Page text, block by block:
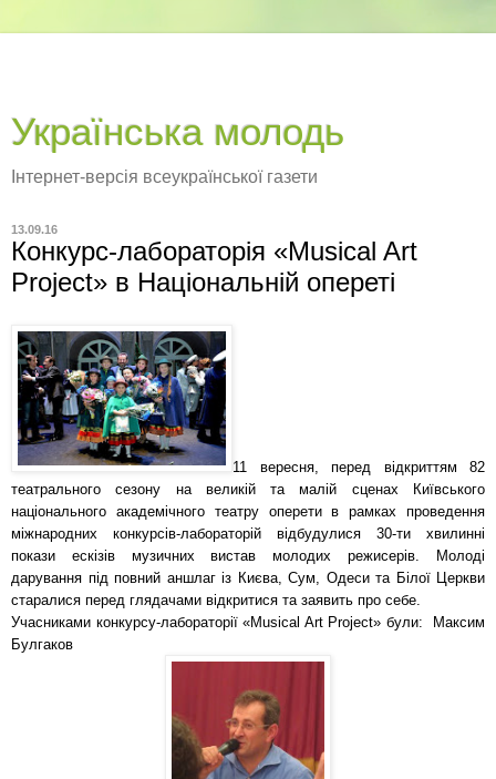
Українська молодь
Інтернет-версія всеукраїнської газети
13.09.16
Конкурс-лабораторія «Musical Art
Project» в Національній опереті
11 вересня, перед відкриттям 82
театрального сезону на великій та малій сценах Київського
національного академічного театру оперети в рамках проведення
міжнародних конкурсів-лабораторій відбудулися 30-ти хвилинні
покази ескізів музичних вистав молодих режисерів. Молоді
дарування під повний аншлаг із Києва, Сум, Одеси та Білої Церкви
старалися перед глядачами відкритися та заявить про себе.
Учасниками конкурсу-лабораторії «Musical Art Project» були: Максим
Булгаков